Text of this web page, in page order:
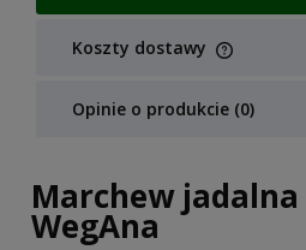
Koszty dostawy
Cena nie zawiera ewentualnych
Opinie o produkcie (0)
Marchew
WegAna